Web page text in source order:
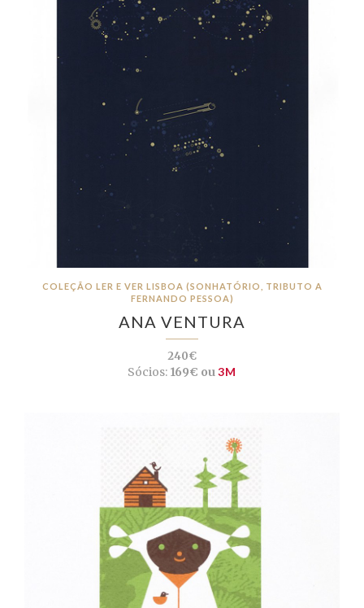
COLEÇÃO LER E VER LISBOA (SONHATÓRIO, TRIBUTO A
FERNANDO PESSOA)
ANA VENTURA
240€
Sócios: 169€ ou3M